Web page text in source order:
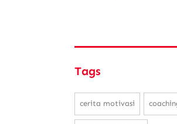
Tags
cerita motivasi